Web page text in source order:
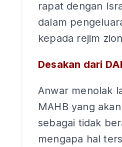
rapat dengan
dalam
kepada rejim
Desakan dari
Anwar menolak
MAHB yang
sebagai tidak
mengapa hal